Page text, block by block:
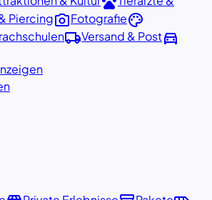
Piercingphoto_cameraFotografiepalette
local_shippingVersand & Postdirections_car